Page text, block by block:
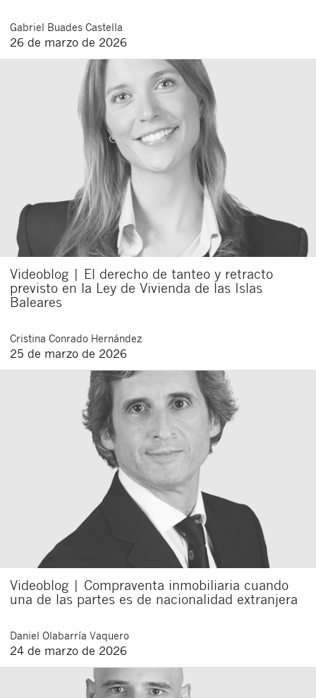
Gabriel Buades Castella
26 de marzo de 2026
Videoblog | El derecho de tanteo y retracto
previsto en la Ley de Vivienda de las Islas
Baleares
Cristina Conrado Hernández
25 de marzo de 2026
Videoblog | Compraventa inmobiliaria cuando
una de las partes es de nacionalidad extranjera
Daniel Olabarría Vaquero
24 de marzo de 2026